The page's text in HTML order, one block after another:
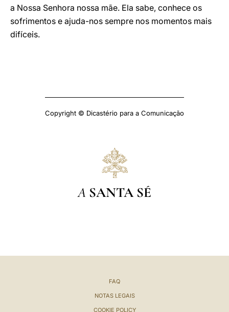
a Nossa Senhora nossa mãe. Ela sabe, conhece os
sofrimentos e ajuda-nos sempre nos momentos mais
difíceis.
Copyright © Dicastério para a Comunicação
A SANTA SÉ
FAQ
NOTAS LEGAIS
COOKIE POLICY